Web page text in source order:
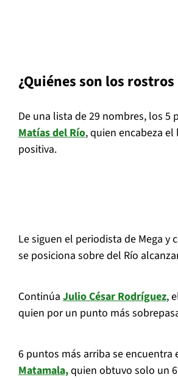
¿Quiénes son los
De una lista de 29 nombres, los
Matías del Río, quien encabeza
positiva.
Le siguen el periodista de Mega y
se posiciona sobre del Río
Continúa Julio César Rodríguez,
quien por un punto más
6 puntos más arriba se encuentra
Matamala,quien obtuvo solo un